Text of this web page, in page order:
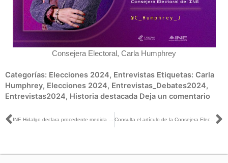
Consejera Electoral, Carla Humphrey
Categorías: Elecciones 2024, Entrevistas Etiquetas: Carla
Humphrey, Elecciones 2024, Entrevistas_Debates2024,
Entrevistas2024, Historia destacada Deja un comentario
Ant Consulta el artículo de la Consejera Electoral Norma Irene De La Cruz titulado: “La paridad es piso de la Democracia”, publicado en La Silla Rota